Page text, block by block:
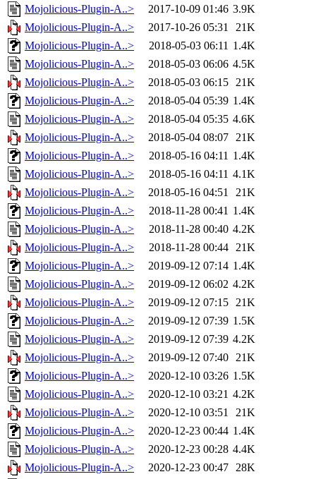
Mojolicious-Plugin-A..> 2017-10-09 01:46 3.9K
Mojolicious-Plugin-A..>
2017-10-26 05:31
21K
Mojolicious-Plugin-A..>
2018-05-03 06:11 1.4K
Mojolicious-Plugin-A..>
2018-05-03 06:06 4.5K
Mojolicious-Plugin-A..>
2018-05-03 06:15 21K
Mojolicious-Plugin-A..>
2018-05-04 05:39 1.4K
Mojolicious-Plugin-A..>
2018-05-04 05:35 4.6K
Mojolicious-Plugin-A..>
2018-05-04 08:07 21K
Mojolicious-Plugin-A..>
2018-05-16 04:11 1.4K
Mojolicious-Plugin-A..>
2018-05-16 04:11 4.1K
Mojolicious-Plugin-A..>
2018-05-16 04:51
21K
Mojolicious-Plugin-A..>
2018-11-28 00:41 1.4K
Mojolicious-Plugin-A..>
2018-11-28 00:40 4.2K
Mojolicious-Plugin-A..>
2018-11-28 00:44 21K
Mojolicious-Plugin-A..>
2019-09-12 07:14 1.4K
Mojolicious-Plugin-A..>
2019-09-12 06:02 4.2K
Mojolicious-Plugin-A..>
2019-09-12 07:15 21K
Mojolicious-Plugin-A..>
2019-09-12 07:39 1.5K
Mojolicious-Plugin-A..>
2019-09-12 07:39 4.2K
Mojolicious-Plugin-A..>
2019-09-12 07:40 21K
Mojolicious-Plugin-A..>
2020-12-10 03:26 1.5K
Mojolicious-Plugin-A..>
2020-12-10 03:21 4.2K
Mojolicious-Plugin-A..>
2020-12-10 03:51
21K
Mojolicious-Plugin-A..>
2020-12-23 00:44 1.4K
Mojolicious-Plugin-A..>
2020-12-23 00:28 4.4K
Mojolicious-Plugin-A..>
2020-12-23 00:47 28K